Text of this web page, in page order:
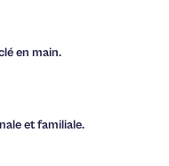
en main.
et familiale.